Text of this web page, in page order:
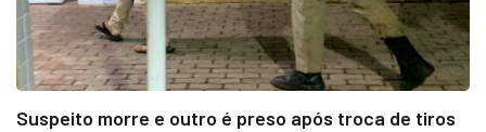
Suspeito morre e outro é preso após troca de tiros